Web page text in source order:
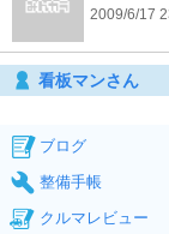
2009/6/17
看板マンさん
ブログ
整備手帳
クルマレビュー